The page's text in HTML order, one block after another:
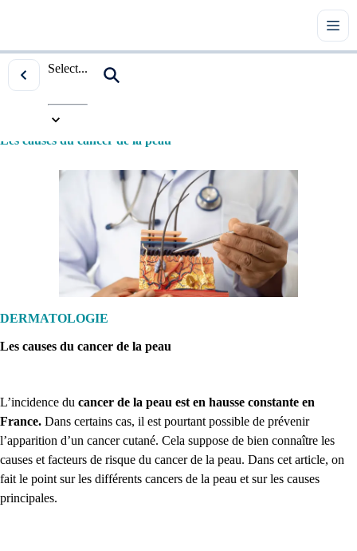
Select...
Accueil
Les causes du cancer de la peau
DERMATOLOGIE
Les causes du cancer de la peau
L’incidence du cancer de la peau est en hausse constante en
France. Dans certains cas, il est pourtant possible de prévenir
l’apparition d’un cancer cutané. Cela suppose de bien connaître les
causes et facteurs de risque du cancer de la peau. Dans cet article, on
fait le point sur les différents cancers de la peau et sur les causes
principales.